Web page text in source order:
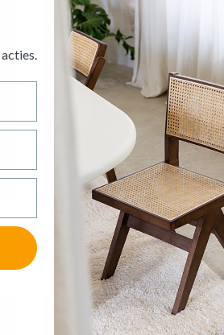
€ 193,50
Nachttafel COTTON Lariks B54
Op bestelling
acties.